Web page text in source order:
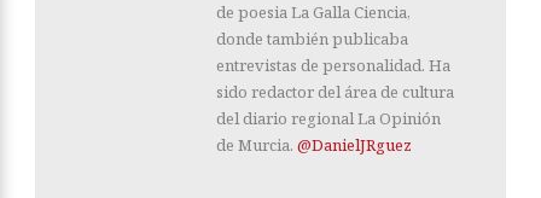
de poesia La Galla Ciencia,
donde también publicaba
entrevistas de personalidad. Ha
sido redactor del área de cultura
del diario regional La Opinión
de Murcia. @DanielJRguez